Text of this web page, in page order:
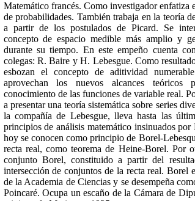
Matemático francés. Como investigador enfatiza
de probabilidades. También trabaja en la teoría
a partir de los postulados de Picard. Se
concepto de espacio medible más amplio y
durante su tiempo. En este empeño cuenta
colegas: R. Baire y H. Lebesgue. Como
esbozan el concepto de aditividad
aprovechan los nuevos alcances teóricos
conocimiento de las funciones de variable real.
a presentar una teoría sistemática sobre series
la compañía de Lebesgue, lleva hasta las
principios de análisis matemático insinuados
hoy se conocen como principio de Borel-
recta real, como teorema de Heine-Borel. Por
conjunto Borel, constituido a partir del
intersección de conjuntos de la recta real. Borel
de la Academia de Ciencias y se desempeña
Poincaré. Ocupa un escaño de la Cámara de